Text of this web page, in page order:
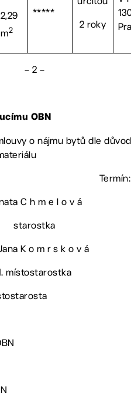
m2
*****
2 roky
– 2 –
OBN
o nájmu bytů dle
C h m e l o v á
starostka
K o m r s k o v á
místostarostka